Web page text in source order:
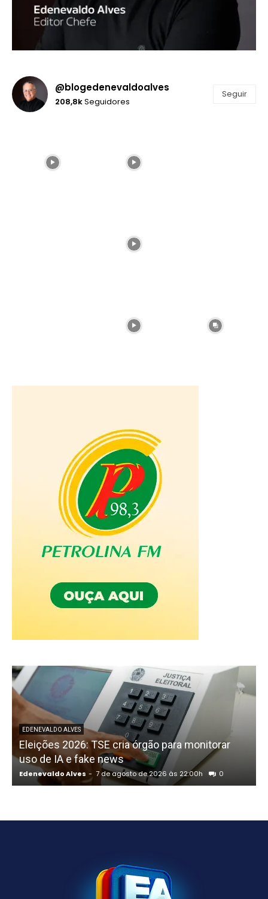
@blogedenevaldoalves
208,8kSeguidores
Seguir
EDENEVALDO ALVES
Eleições 2026: TSE cria órgão para monitorar
uso de IA e fake news
Edenevaldo Alves - 7 de agosto de 2026 às 22:00h 0